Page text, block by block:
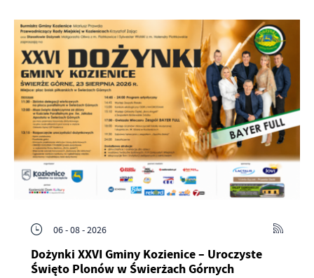
06 - 08 - 2026
Dożynki XXVI Gminy Kozienice – Uroczyste
Święto Plonów w Świerżach Górnych